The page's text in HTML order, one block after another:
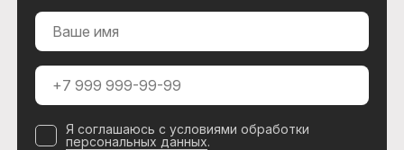
Я соглашаюсь с условиями обработки
персональных данных.